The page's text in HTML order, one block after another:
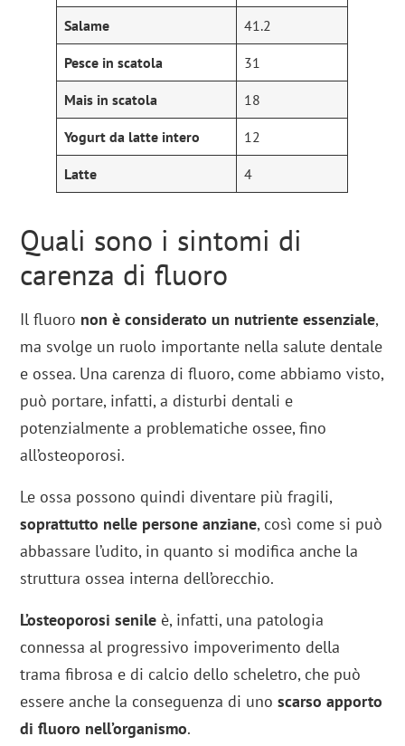
Salame 41.2
Pesce in scatola 31
Mais in scatola 18
Yogurt da latte intero 12
Latte 4
Quali sono i sintomi di
carenza di fluoro
Il fluoro non è considerato un nutriente essenziale,
ma svolge un ruolo importante nella salute dentale
e ossea. Una carenza di fluoro, come abbiamo visto,
può portare, infatti, a disturbi dentali e
potenzialmente a problematiche ossee, fino
all’osteoporosi.
Le ossa possono quindi diventare più fragili,
soprattutto nelle persone anziane, così come si può
abbassare l’udito, in quanto si modifica anche la
struttura ossea interna dell’orecchio.
L’osteoporosi senile è, infatti, una patologia
connessa al progressivo impoverimento della
trama fibrosa e di calcio dello scheletro, che può
essere anche la conseguenza di unoscarso apporto
di fluoro nell’organismo.